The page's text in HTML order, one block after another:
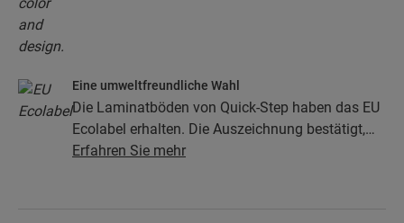
Eine umweltfreundliche Wahl
Die Laminatböden von Quick-Step haben das EU
Ecolabel erhalten. Die Auszeichnung bestätigt,
dass die Böden zu mindestens 80 % aus
Erfahren Sie mehr